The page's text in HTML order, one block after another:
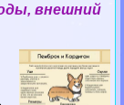
внешний